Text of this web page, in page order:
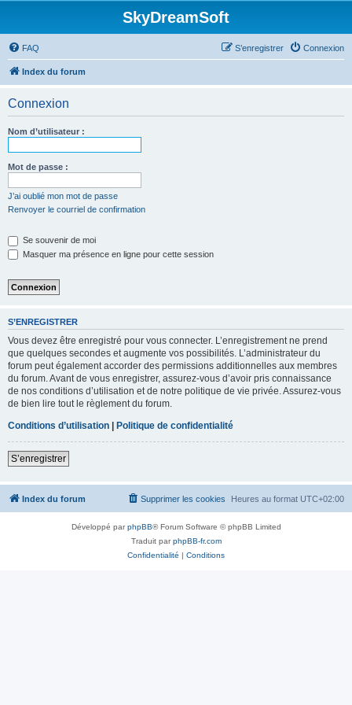
SkyDreamSoft
FAQ Connexion
S’enregistrer
Index du forum
Connexion
Nom d’utilisateur :
Mot de passe :
J’ai oublié mon mot de passe
Renvoyer le courriel de confirmation
Se souvenir de moi
Masquer ma présence en ligne pour cette session
S’ENREGISTRER
Vous devez être enregistré pour vous connecter. L’enregistrement ne prend
que quelques secondes et augmente vos possibilités. L’administrateur du
forum peut également accorder des permissions additionnelles aux membres
du forum. Avant de vous enregistrer, assurez-vous d’avoir pris connaissance
de nos conditions d’utilisation et de notre politique de vie privée. Assurez-vous
de bien lire tout le règlement du forum.
Conditions d’utilisation | Politique de confidentialité
S’enregistrer
Index du forum Heures au format UTC+02:00
Supprimer les cookies
Développé parphpBB® Forum Software © phpBB Limited
Traduit parphpBB-fr.com
Confidentialité | Conditions